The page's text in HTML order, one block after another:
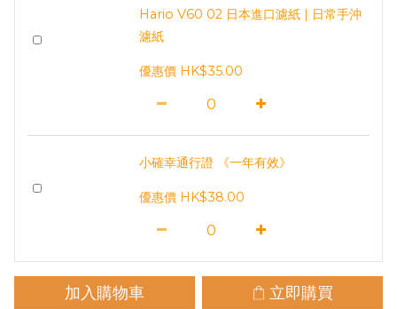
Hario V60 02 日本進口濾紙 | 日常手沖
濾紙
優惠價 HK$35.00
小確幸通行證 《一年有效》
優惠價 HK$38.00
加入購物車 立即購買